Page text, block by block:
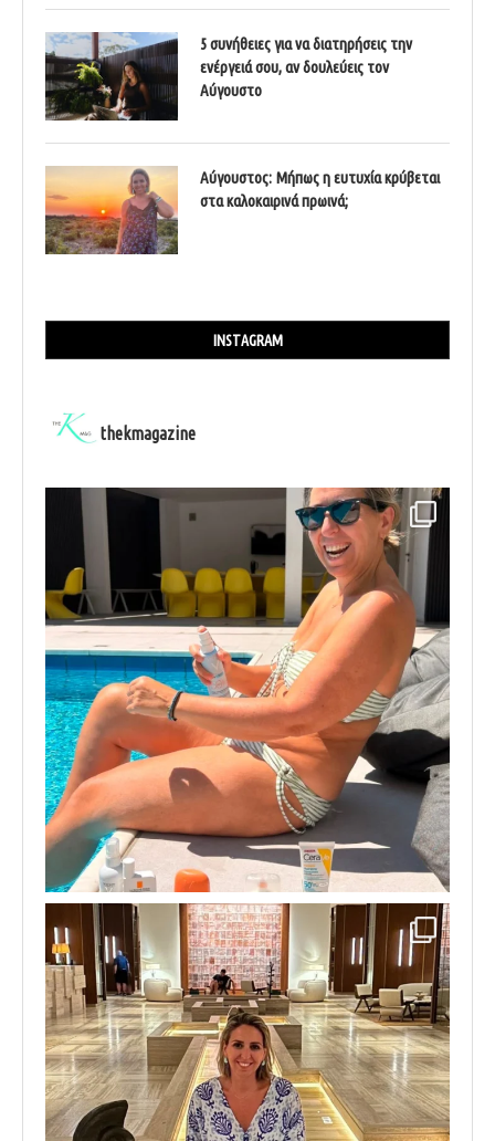
5 συνήθειες για να διατηρήσεις την
ενέργειά σου, αν δουλεύεις τον
Αύγουστο
Αύγουστος: Μήπως η ευτυχία κρύβεται
στα καλοκαιρινά πρωινά;
INSTAGRAM
thekmagazine